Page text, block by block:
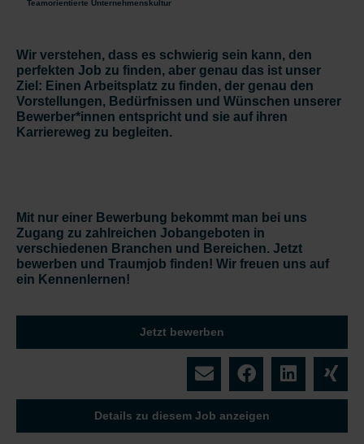
Teamorientierte Unternehmenskultur
Wir verstehen, dass es schwierig sein kann, den
perfekten Job zu finden, aber genau das ist unser
Ziel: Einen Arbeitsplatz zu finden, der genau den
Vorstellungen, Bedürfnissen und Wünschen unserer
Bewerber*innen entspricht und sie auf ihren
Karriereweg zu begleiten.
Mit nur einer Bewerbung bekommt man bei uns
Zugang zu zahlreichen Jobangeboten in
verschiedenen Branchen und Bereichen. Jetzt
bewerben und Traumjob finden! Wir freuen uns auf
ein Kennenlernen!
Jetzt bewerben
Details zu diesem Job anzeigen